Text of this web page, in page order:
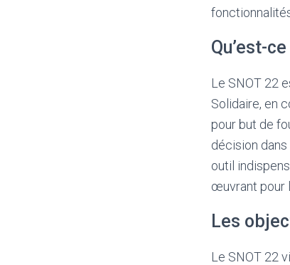
Qu’est-
Le SNOT 22
Solidaire, en
pour but de
décision
outil
œuvrant pour
Les
Le SNOT 22